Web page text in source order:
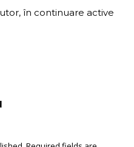
în continuare active